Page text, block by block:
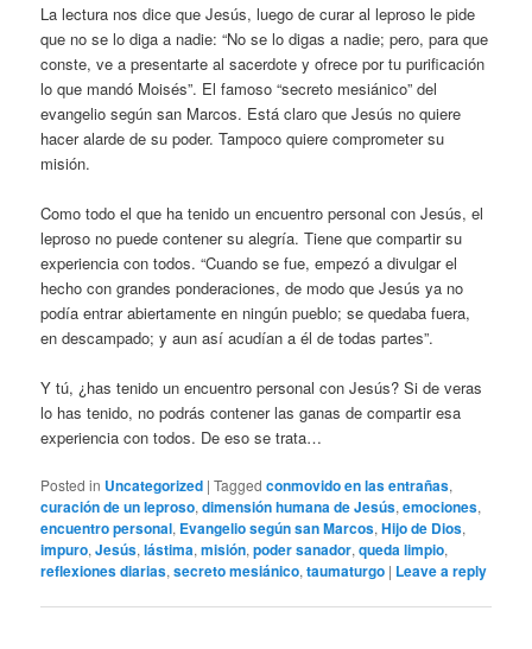
La lectura nos dice que Jesús, luego de curar al leproso le pide
que no se lo diga a nadie: “No se lo digas a nadie; pero, para que
conste, ve a presentarte al sacerdote y ofrece por tu purificación
lo que mandó Moisés”. El famoso “secreto mesiánico” del
evangelio según san Marcos. Está claro que Jesús no quiere
hacer alarde de su poder. Tampoco quiere comprometer su
misión.
Como todo el que ha tenido un encuentro personal con Jesús, el
leproso no puede contener su alegría. Tiene que compartir su
experiencia con todos. “Cuando se fue, empezó a divulgar el
hecho con grandes ponderaciones, de modo que Jesús ya no
podía entrar abiertamente en ningún pueblo; se quedaba fuera,
en descampado; y aun así acudían a él de todas partes”.
Y tú, ¿has tenido un encuentro personal con Jesús? Si de veras
lo has tenido, no podrás contener las ganas de compartir esa
experiencia con todos. De eso se trata…
Posted in Uncategorized |Tagged conmovido en las entrañas,
curación de un leproso,dimensión humana de Jesús,emociones,
encuentro personal, Evangelio según san Marcos,Hijo de Dios,
impuro,Jesús,lástima,misión,poder sanador,queda limpio,
reflexiones diarias,secreto mesiánico,taumaturgo | Leave a reply